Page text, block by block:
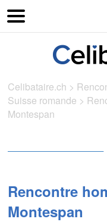
Celibataire.ch >
Suisse romande >
Montespan
Rencontre
Montespan